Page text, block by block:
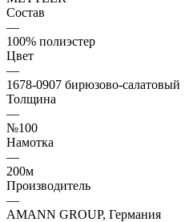
Состав
—
100% полиэстер
Цвет
—
1678-0907 бирюзово-салатовый
Толщина
—
№100
Намотка
—
200м
Производитель
—
AMANN GROUP, Германия